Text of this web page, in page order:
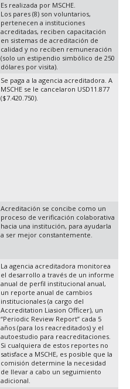
Es realizada por MSCHE.
Los pares (8) son voluntarios,
pertenecen a instituciones
acreditadas, reciben capacitación
en sistemas de acreditación de
calidad y no reciben remuneración
(solo un estipendio simbólico de 250
dólares por visita).
Se paga a la agencia acreditadora. A
MSCHE se le cancelaron USD11.877
($7.420.750).
Acreditación se concibe como un
proceso de verificación colaborativa
hacia una institución, para ayudarla
a ser mejor constantemente.
La agencia acreditadora monitorea
el desarrollo a través de un informe
anual de perfil institucional anual,
un reporte anual de cambios
institucionales (a cargo del
Accreditation Liasion Officer), un
“Periodic Review Report” cada 5
años (para los reacreditados) y el
autoestudio para reacreditaciones.
Si cualquiera de estos reportes no
satisface a MSCHE, es posible que la
comisión determine la necesidad
de llevar a cabo un seguimiento
adicional.